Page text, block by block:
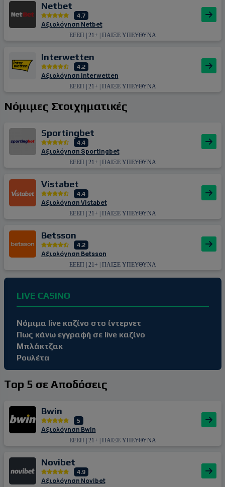
Netbet
4.7
Αξιολόγηση Netbet
ΕΕΕΠ | 21+ | ΠΑΙΞΕ ΥΠΕΥΘΥΝΑ
Interwetten
4.2
Αξιολόγηση Interwetten
ΕΕΕΠ | 21+ | ΠΑΙΞΕ ΥΠΕΥΘΥΝΑ
Νόμιμες Στοιχηματικές
Sportingbet
4.4
Αξιολόγηση Sportingbet
ΕΕΕΠ | 21+ | ΠΑΙΞΕ ΥΠΕΥΘΥΝΑ
Vistabet
4.4
Αξιολόγηση Vistabet
ΕΕΕΠ | 21+ | ΠΑΙΞΕ ΥΠΕΥΘΥΝΑ
Betsson
4.2
Αξιολόγηση Betsson
ΕΕΕΠ | 21+ | ΠΑΙΞΕ ΥΠΕΥΘΥΝΑ
LIVE CASINO
Νόμιμα live καζίνο στο ίντερνετ
Πως κάνω εγγραφή σε live καζίνο
Μπλάκτζακ
Ρουλέτα
Top 5 σε Αποδόσεις
Bwin
5
Αξιολόγηση Bwin
ΕΕΕΠ | 21+ | ΠΑΙΞΕ ΥΠΕΥΘΥΝΑ
Novibet
4.9
Αξιολόγηση Novibet